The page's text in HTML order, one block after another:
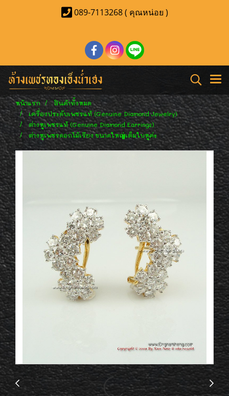
089-7113268 ( คุณหน่อย )
หน้าแรก
สินค้าทั้งหมด
เครื่องประดับเพชรแท้ (Genuine Diamond Jewelry)
ต่างหูเพชรแท้ (Genuine Diamond Earrings)
ต่างหูเพชรดอกไม้เรียง ขนาดใหญ่เต็มใบหูค่ะ